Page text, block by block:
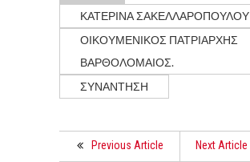
ΚΑΤΕΡΙΝΑ ΣΑΚΕΛΛΑΡΟΠΟΥΛΟΥ
ΟΙΚΟΥΜΕΝΙΚΟΣ ΠΑΤΡΙΑΡΧΗΣ
ΒΑΡΘΟΛΟΜΑΙΟΣ.
ΣΥΝΑΝΤΗΣΗ
Previous Article Next Article